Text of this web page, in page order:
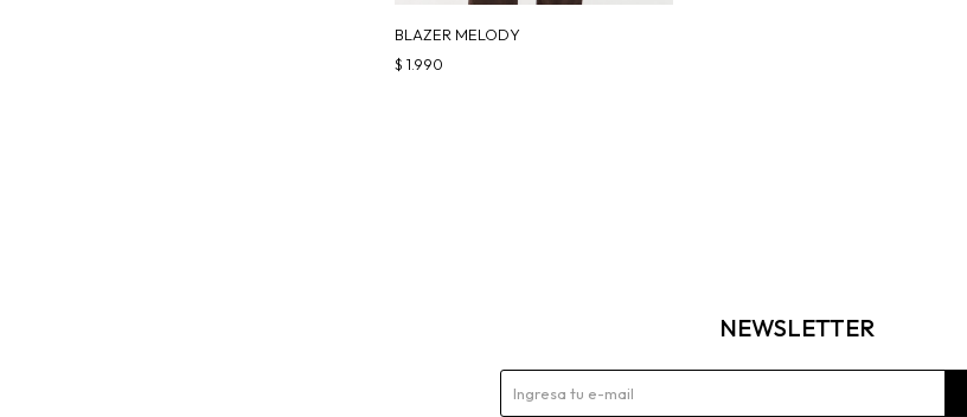
BLAZER MELODY
$ 1.990
NEWSLETTER